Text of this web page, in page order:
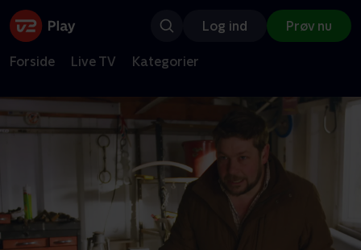
Log ind Prøv nu
Forside Live TV Kategorier